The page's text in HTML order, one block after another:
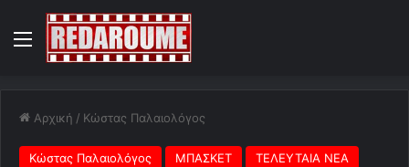
Menu
Αρχική / Κώστας Παλαιολόγος
Κώστας Παλαιολόγος ΜΠΑΣΚΕΤ ΤΕΛΕΥΤΑΙΑ ΝΕΑ